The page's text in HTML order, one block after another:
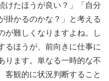
けたほうが良い？」「自分
掛かるのかな？」と考える
が難しくなりますよね。し
るほうが、前向きに仕事に
ります。単なる一時的な不
客観的に状況判断すること